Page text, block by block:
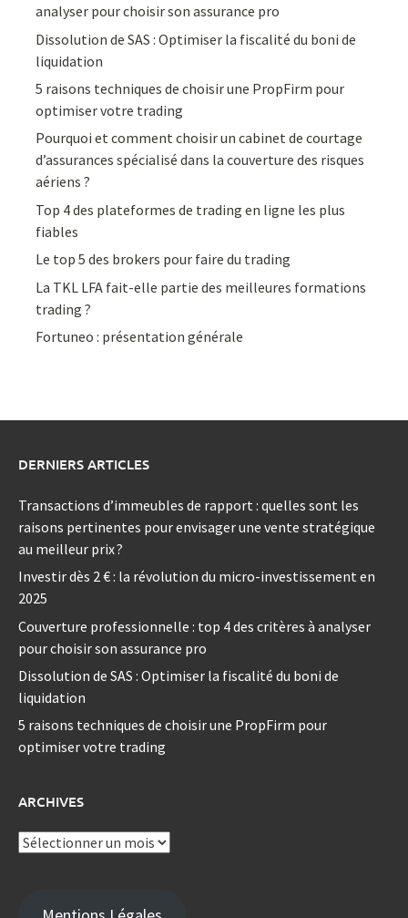
analyser pour choisir son assurance pro
Dissolution de SAS : Optimiser la fiscalité du boni de
liquidation
5 raisons techniques de choisir une PropFirm pour
optimiser votre trading
Pourquoi et comment choisir un cabinet de courtage
d’assurances spécialisé dans la couverture des risques
aériens ?
Top 4 des plateformes de trading en ligne les plus
fiables
Le top 5 des brokers pour faire du trading
La TKL LFA fait-elle partie des meilleures formations
trading ?
Fortuneo : présentation générale
DERNIERS ARTICLES
Transactions d’immeubles de rapport : quelles sont les
raisons pertinentes pour envisager une vente stratégique
au meilleur prix ?
Investir dès 2 € : la révolution du micro-investissement en
2025
Couverture professionnelle : top 4 des critères à analyser
pour choisir son assurance pro
Dissolution de SAS : Optimiser la fiscalité du boni de
liquidation
5 raisons techniques de choisir une PropFirm pour
optimiser votre trading
ARCHIVES
Archives